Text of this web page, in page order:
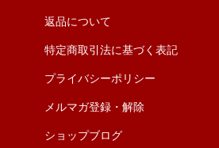
返品について
特定商取引法に基づく表記
プライバシーポリシー
メルマガ登録・解除
ショップブログ